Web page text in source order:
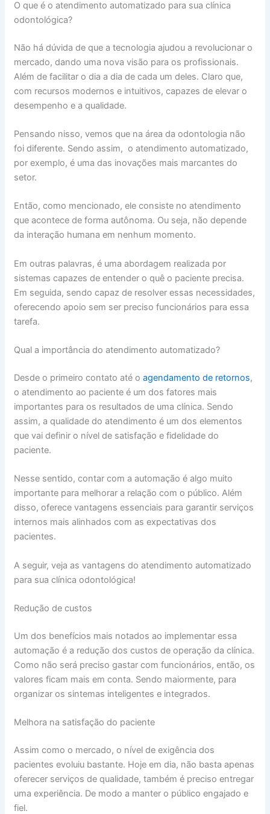
O que é o atendimento automatizado para sua clínica
odontológica?
Não há dúvida de que a tecnologia ajudou a revolucionar o
mercado, dando uma nova visão para os profissionais.
Além de facilitar o dia a dia de cada um deles. Claro que,
com recursos modernos e intuitivos, capazes de elevar o
desempenho e a qualidade.
Pensando nisso, vemos que na área da odontologia não
foi diferente. Sendo assim, o atendimento automatizado,
por exemplo, é uma das inovações mais marcantes do
setor.
Então, como mencionado, ele consiste no atendimento
que acontece de forma autônoma. Ou seja, não depende
da interação humana em nenhum momento.
Em outras palavras, é uma abordagem realizada por
sistemas capazes de entender o quê o paciente precisa.
Em seguida, sendo capaz de resolver essas necessidades,
oferecendo apoio sem ser preciso funcionários para essa
tarefa.
Qual a importância do atendimento automatizado?
Desde o primeiro contato até o agendamento de retornos,
o atendimento ao paciente é um dos fatores mais
importantes para os resultados de uma clínica. Sendo
assim, a qualidade do atendimento é um dos elementos
que vai definir o nível de satisfação e fidelidade do
paciente.
Nesse sentido, contar com a automação é algo muito
importante para melhorar a relação com o público. Além
disso, oferece vantagens essenciais para garantir serviços
internos mais alinhados com as expectativas dos
pacientes.
A seguir, veja as vantagens do atendimento automatizado
para sua clínica odontológica!
Redução de custos
Um dos benefícios mais notados ao implementar essa
automação é a redução dos custos de operação da clínica.
Como não será preciso gastar com funcionários, então, os
valores ficam mais em conta. Sendo maiormente, para
organizar os sintemas inteligentes e integrados.
Melhora na satisfação do paciente
Assim como o mercado, o nível de exigência dos
pacientes evoluiu bastante. Hoje em dia, não basta apenas
oferecer serviços de qualidade, também é preciso entregar
uma experiência. De modo a manter o público engajado e
fiel.